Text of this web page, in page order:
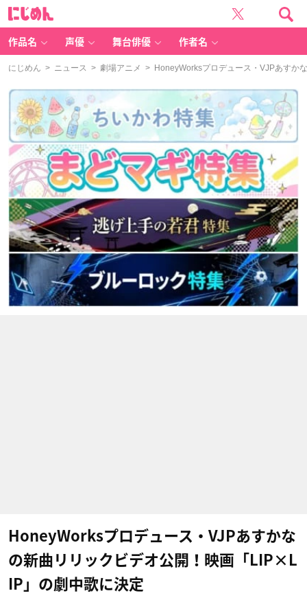
作品名 声優 舞台俳優 作者名
にじめん > ニュース > 劇場アニメ > HoneyWorksプロデュース・VJPあすか
HoneyWorksプロデュース・VJPあすかな
の新曲リリックビデオ公開！映画「LIP×L
IP」の劇中歌に決定